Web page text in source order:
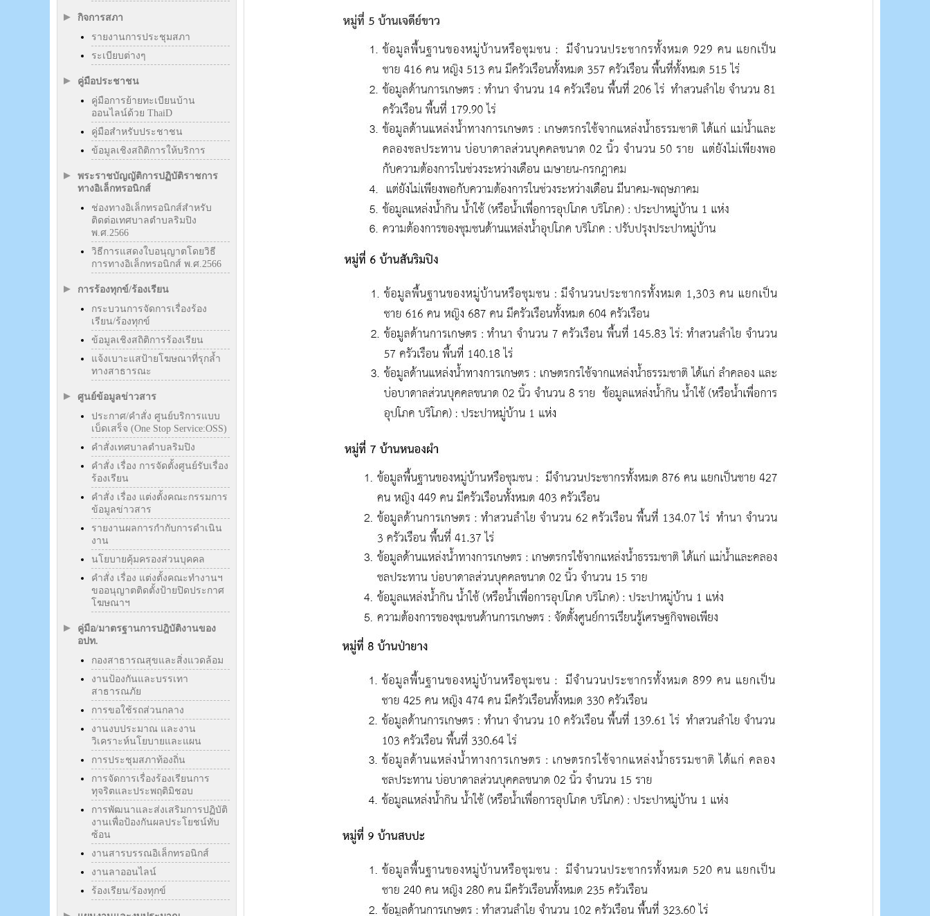
กิจการสภา
รายงานการประชุมสภา
ระเบียบต่างๆ
คู่มือประชาชน
คู่มือการย้ายทะเบียนบ้าน
ออนไลน์ด้วย ThaiD
คู่มือสำหรับประชาชน
ข้อมูลเชิงสถิติการให้บริการ
พระราชบัญญัติการปฏิบัติราชการ
ทางอิเล็กทรอนิกส์
ช่องทางอิเล็กทรอนิกส์สำหรับ
ติดต่อเทศบาลตำบลริมปิง
พ.ศ.2566
วิธีการแสดงใบอนุญาตโดยวิธี
การทางอิเล็กทรอนิกส์ พ.ศ.2566
การร้องทุกข์/ร้องเรียน
กระบวนการจัดการเรื่องร้อง
เรียน/ร้องทุกข์
ข้อมูลเชิงสถิติการร้องเรียน
แจ้งเบาะแสป้ายโฆษณาที่รุกล้ำ
ทางสาธารณะ
ศูนย์ข้อมูลข่าวสาร
ประกาศ/คำสั่ง ศูนย์บริการแบบ
เบ็ดเสร็จ (One Stop Service:OSS)
คำสั่งเทศบาลตำบลริมปิง
คำสั่ง เรื่อง การจัดตั้งศูนย์รับเรื่อง
ร้องเรียน
คำสั่ง เรื่อง แต่งตั้งคณะกรรมการ
ข้อมูลข่าวสาร
รายงานผลการกำกับการดำเนิน
งาน
นโยบายคุ้มครองส่วนบุคคล
คำสั่ง เรื่อง แต่งตั้งคณะทำงานฯ
ขออนุญาตติดตั้งป้ายปิดประกาศ
โฆษณาฯ
คู่มือ/มาตรฐานการปฎิบัติงานของ
อปท.
กองสาธารณสุขและสิ่งแวดล้อม
งานป้องกันและบรรเทา
สาธารณภัย
การขอใช้รถส่วนกลาง
งานงบประมาณ และงาน
วิเคราะห์นโยบายและแผน
การประชุมสภาท้องถิ่น
การจัดการเรื่องร้องเรียนการ
ทุจริตและประพฤติมิชอบ
การพัฒนาและส่งเสริมการปฏิบัติ
งานเพื่อป้องกันผลประโยชน์ทับ
ซ้อน
งานสารบรรณอิเล็กทรอนิกส์
งานลาออนไลน์
ร้องเรียน/ร้องทุกข์